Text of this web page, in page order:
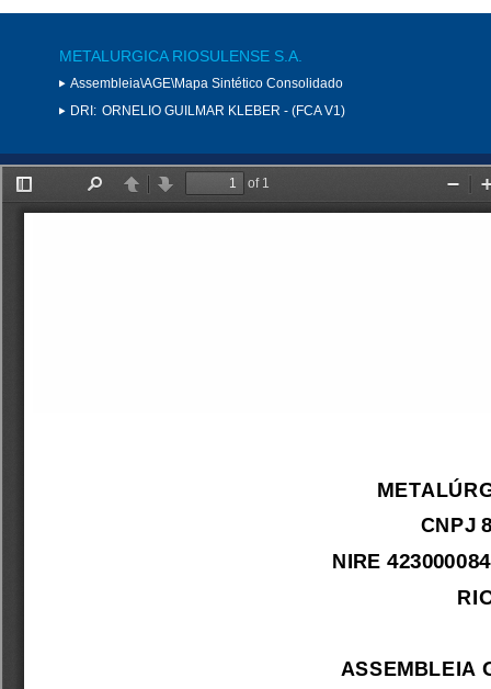
METALURGICA RIOSULENSE S.A.
Assembleia\AGE\Mapa Sintético Consolidado
DRI: ORNELIO GUILMAR KLEBER - (FCA V1)